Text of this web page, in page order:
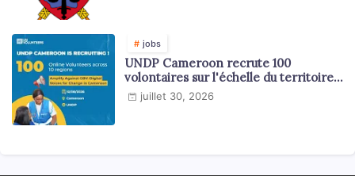
jobs
UNDP Cameroon recrute 100
volontaires sur l'échelle du territoire
national
juillet 30, 2026